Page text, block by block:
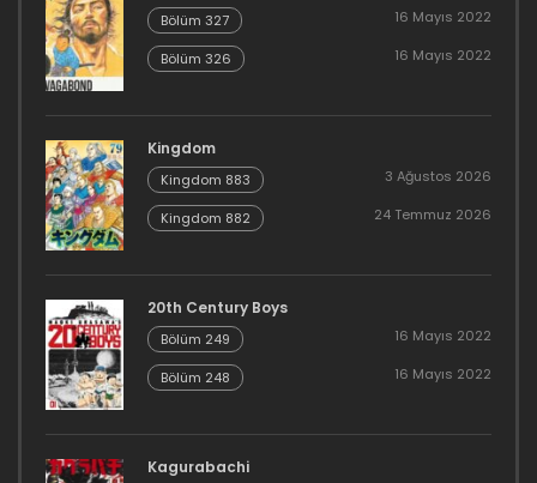
Bölüm 327 16 Mayıs 2022
Bölüm 326 16 Mayıs 2022
Kingdom
Kingdom 883 3 Ağustos 2026
Kingdom 882 24 Temmuz 2026
20th Century Boys
Bölüm 249 16 Mayıs 2022
Bölüm 248 16 Mayıs 2022
Kagurabachi